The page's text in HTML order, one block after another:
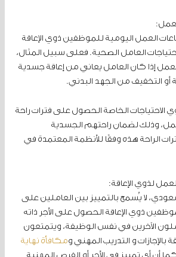
العمل اليومية للموظفين ذوي الإعاقة
العامل الصحية. فعلى سبيل المثال،
إذا كان العامل يعاني من إعاقة جسدية
أو التخفيف من الجهد البدني.
الاحتياجات الخاصة الحصول على فترات راحة
وذلك لضمان راحتهم الجسدية
الراحة هذه وفقًا للأنظمة المعتمدة في
لذوي الإعاقة:
لا يُسمح بالتمييز بين العاملين على
ذوي الإعاقة الحصول على الأجر ذاته
الآخرين في نفس الوظيفة، ويتمتعون
و التدريب المهني ومكافأة نهاية